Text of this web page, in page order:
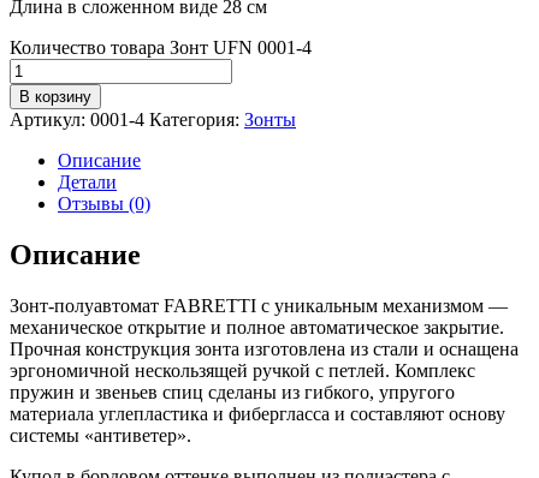
Длина в сложенном виде 28 см
Количество товара Зонт UFN 0001-4
В корзину
Артикул: 0001-4 Категория: Зонты
Описание
Детали
Отзывы (0)
Описание
Зонт-полуавтомат FABRETTI с уникальным механизмом —
механическое открытие и полное автоматическое закрытие.
Прочная конструкция зонта изготовлена из стали и оснащена
эргономичной нескользящей ручкой с петлей. Комплекс
пружин и звеньев спиц сделаны из гибкого, упругого
материала углепластика и фибергласса и составляют основу
системы «антиветер».